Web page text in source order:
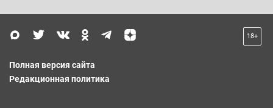
18+
Полная версия сайта
Редакционная политика